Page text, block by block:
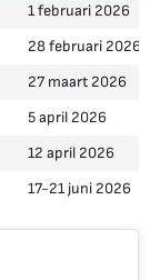
1 februari 2026
28 februari 2026
27 maart 2026
5 april 2026
12 april 2026
17-21 juni 2026